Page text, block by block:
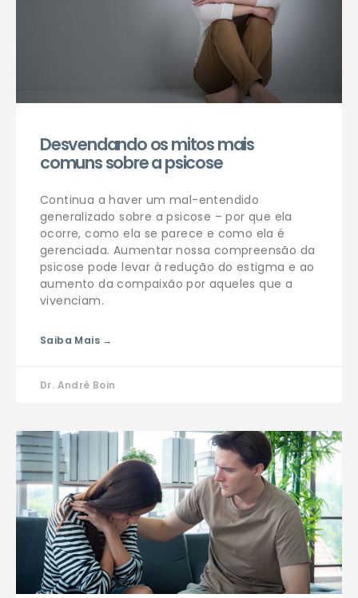
Desvendando os mitos mais
comuns sobre a psicose
Continua a haver um mal-entendido
generalizado sobre a psicose – por que ela
ocorre, como ela se parece e como ela é
gerenciada. Aumentar nossa compreensão da
psicose pode levar à redução do estigma e ao
aumento da compaixão por aqueles que a
vivenciam.
Saiba Mais →
Dr. André Boin